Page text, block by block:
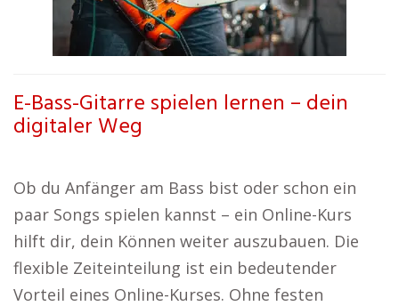
E-Bass-Gitarre spielen lernen – dein
digitaler Weg
Ob du Anfänger am Bass bist oder schon ein
paar Songs spielen kannst – ein Online-Kurs
hilft dir, dein Können weiter auszubauen. Die
flexible Zeiteinteilung ist ein bedeutender
Vorteil eines Online-Kurses. Ohne festen